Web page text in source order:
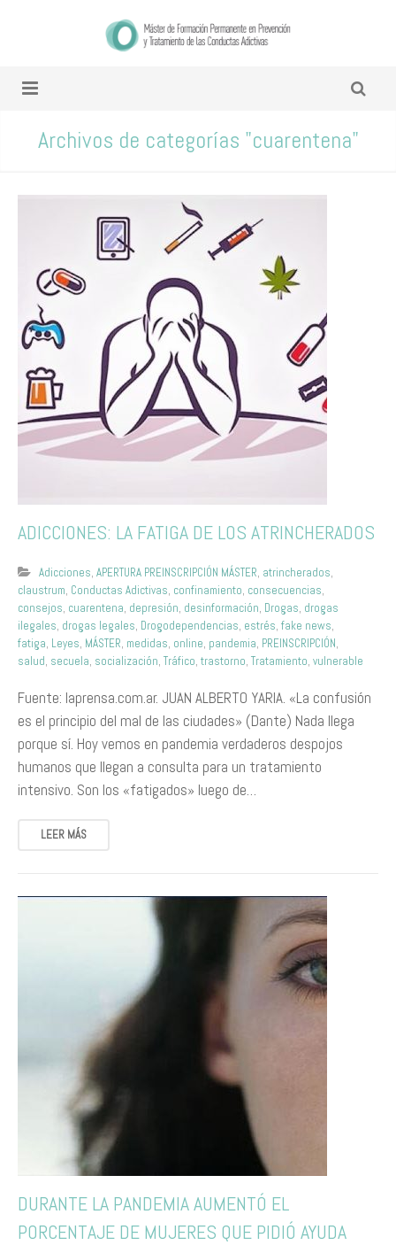
Archivos de categorías "cuarentena"
ADICCIONES: LA FATIGA DE LOS ATRINCHERADOS
Adicciones, APERTURA PREINSCRIPCIÓN MÁSTER, atrincherados,
claustrum, Conductas Adictivas, confinamiento, consecuencias,
consejos, cuarentena, depresión, desinformación, Drogas, drogas
ilegales, drogas legales, Drogodependencias, estrés, fake news,
fatiga, Leyes, MÁSTER, medidas, online, pandemia, PREINSCRIPCIÓN,
salud, secuela, socialización, Tráfico, trastorno, Tratamiento, vulnerable
Fuente: laprensa.com.ar. JUAN ALBERTO YARIA. «La confusión
es el principio del mal de las ciudades» (Dante) Nada llega
porque sí. Hoy vemos en pandemia verdaderos despojos
humanos que llegan a consulta para un tratamiento
intensivo. Son los «fatigados» luego de…
LEER MÁS
DURANTE LA PANDEMIA AUMENTÓ EL
PORCENTAJE DE MUJERES QUE PIDIÓ AYUDA